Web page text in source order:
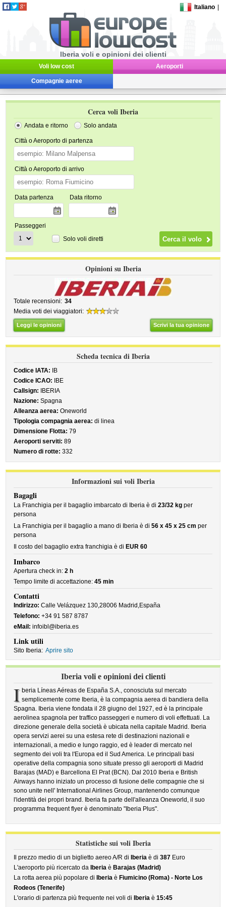
Italiano
Iberia voli e opinioni dei clienti
Voli low cost Aeroporti
Compagnie aeree
Cerca voli Iberia
Andata e ritorno Solo andata
Città o Aeroporto di partenza
Città o Aeroporto di arrivo
Data partenza Data ritorno
Passeggeri
Solo voli diretti
Opinioni su Iberia
Totale recensioni: 34
Media voti dei viaggiatori:
Leggi le opinioni Scrivi la tua opinione
Scheda tecnica di Iberia
Codice IATA: IB
Codice ICAO: IBE
Callsign: IBERIA
Nazione: Spagna
Alleanza aerea: Oneworld
Tipologia compagnia aerea: di linea
Dimensione Flotta: 79
Aeroporti serviti: 89
Numero di rotte: 332
Informazioni sui voli Iberia
Bagagli
La Franchigia per il bagaglio imbarcato di Iberia è di23/32 kg per
persona
La Franchigia per il bagaglio a mano di Iberia è di56 x 45 x 25 cm per
persona
Il costo del bagaglio extra franchigia è di EUR 60
Imbarco
Apertura check in:2 h
Tempo limite di accettazione:45 min
Contatti
Indirizzo: Calle Velázquez 130,28006 Madrid,España
Telefono: +34 91 587 8787
eMail: infoibl@iberia.es
Link utili
Sito Iberia: Aprire sito
Iberia voli e opinioni dei clienti
I beria Líneas Aéreas de España S.A., conosciuta sul mercato
semplicemente come Iberia, è la compagnia aerea di bandiera della
Spagna. Iberia viene fondata il 28 giugno del 1927, ed è la principale
aerolinea spagnola per traffico passeggeri e numero di voli effettuati. La
direzione generale della società è ubicata nella capitale Madrid. Iberia
opera servizi aerei su una estesa rete di destinazioni nazionali e
internazionali, a medio e lungo raggio, ed è leader di mercato nel
segmento dei voli tra l'Europa ed il Sud America. Le principali basi
operative della compagnia sono situate presso gli aeroporti di Madrid
Barajas (MAD) e Barcellona El Prat (BCN). Dal 2010 Iberia e British
Airways hanno iniziato un processo di fusione delle compagnie che si
sono unite nell' International Airlines Group, mantenendo comunque
l'identità dei propri brand. Iberia fa parte dell'alleanza Oneworld, il suo
programma frequent flyer è denominato "Iberia Plus".
Statistiche sui voli Iberia
Il prezzo medio di un biglietto aereo A/R di Iberia è di387 Euro
L'aeroporto più ricercato da Iberia è Barajas (Madrid)
La rotta aerea più popolare di
Iberia è Fiumicino (Roma) - Norte Los
Rodeos (Tenerife)
L'orario di partenza più frequente nei voli di
Iberia è15:45